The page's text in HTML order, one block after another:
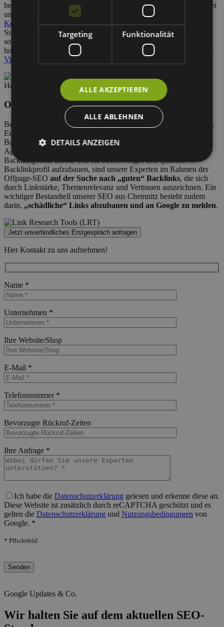
bestmöglich erfassen kann. Relevante Keywords unterstützen dabei
und helfen Google, den Inhalt Ihrer Webseite zu verstehen.
Keywords
sind Schlüsselwörter, welche in der Regel ein hohes
Suchvolumen haben und sich daher in Ihren Texten wiederfinden
sollten. Unsere Online-Redaktion kann Sie bei der Erstellung von
hochwertigem Content unterstützen, von der Redaktion bis hin zur
Video Produktion
Hochwertiges Linkbuilding
Offpage-SEO
Beim professionellen Linkaufbau gilt heute: Qualität vor Quantität.
Entscheidend für Ihren SEO Erfolg ist ein hochwertiges
Backlinkprofil. Mit dem LRT Backlink-Tool
Agentur unter anderem eine umfassende Analyse Ihres
Backlinkprofils durch. Um ein hochwertiges und qualitatives
Backlinkprofil aufzubauen, sind unsere Experten im Rahmen der
Offpage-SEO auf der Suche nach „guten“ Backlinks, die sich
durch Linkstärke, Themenrelevanz und Vertrauen auszeichnen. Ein
wichtiger Bestandteil unserer SEO aus Chemnitz besteht zudem
darin, „schädliche“ Links abzubauen und an Google zu melden.
Jetzt unverbindliches Erstgespräch anfragen
Hier Kontakt zu uns aufnehmen!
Name *
Unternehmen *
Ihre Website/Shop
E-Mail *
Telefonnummer *
Bevorzugte Rückruf-Zeiten
Ihre Anfrage *
Ich habe die Datenschutzerklärung gelesen und erkenne diese an.
Diese Website ist zusätzlich durch reCAPTCHA geschützt und es
gelten die Datenschutzerklärung und Nutzungsbedingungen von
Google. *
* Pflichtfeld
Google Updates & Co.
Wir halten Sie auf dem aktuellen SEO-
Targeting Funktionalität
ALLE AKZEPTIEREN
ALLE ABLEHNEN
DETAILS ANZEIGEN